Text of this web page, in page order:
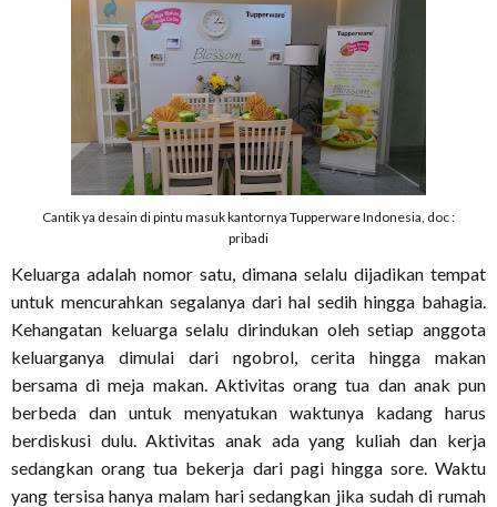
Cantik ya desain di pintu masuk kantornya Tupperware Indonesia, doc :
pribadi
Keluarga adalah nomor satu, dimana selalu dijadikan tempat
untuk mencurahkan segalanya dari hal sedih hingga bahagia.
Kehangatan keluarga selalu dirindukan oleh setiap anggota
keluarganya dimulai dari ngobrol, cerita hingga makan
bersama di meja makan. Aktivitas orang tua dan anak pun
berbeda dan untuk menyatukan waktunya kadang harus
berdiskusi dulu. Aktivitas anak ada yang kuliah dan kerja
sedangkan orang tua bekerja dari pagi hingga sore. Waktu
yang tersisa hanya malam hari sedangkan jika sudah di rumah